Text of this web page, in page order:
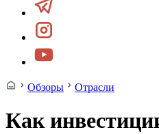
Обзоры Отрасли
Как